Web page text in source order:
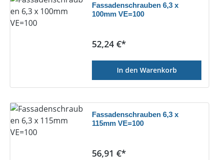
Fassadenschrauben 6,3 x
100mm VE=100
Regulärer Preis:
52,24 €*
In den Warenkorb
Fassadenschrauben 6,3 x
115mm VE=100
Regulärer Preis:
56,91 €*